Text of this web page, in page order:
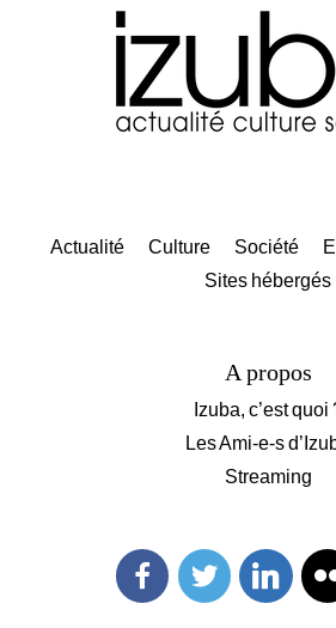
Actualité Culture Société
Sites hébergés
A propos
Izuba, c’est quoi
Les Ami-e-s
Streaming